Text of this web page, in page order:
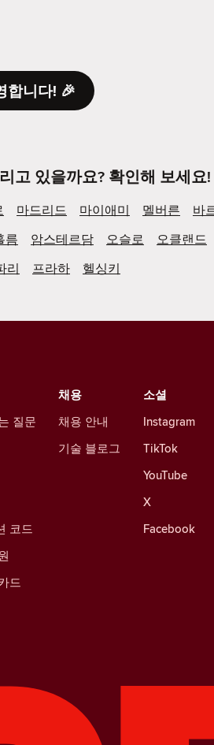
합니다! 🎉
고 있을까요? 확인해 보세요!
마드리드 마이애미 멜버른 바
름 암스테르담 오슬로 오클랜드
리 프라하 헬싱키
소셜
Instagram
TikTok
YouTube
X
Facebook
채용
채용 안내
기술 블로그
질문
코드
드